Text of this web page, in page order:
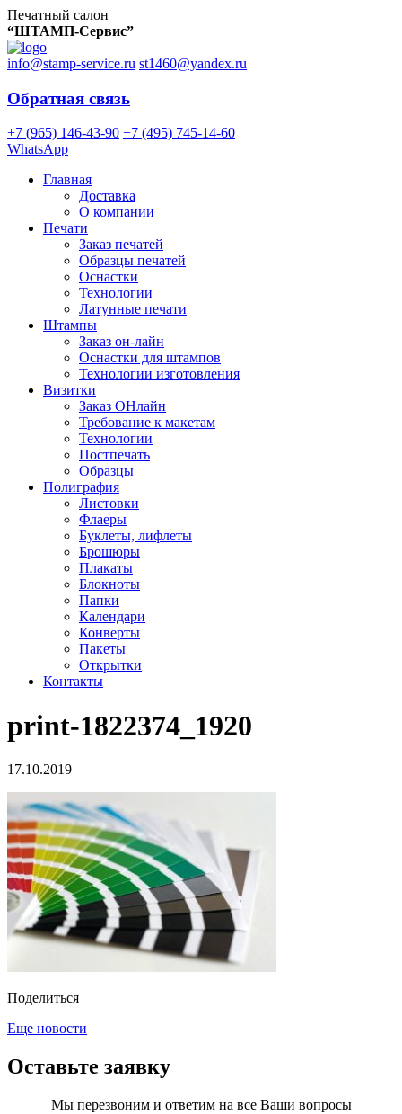
Печатный салон
“ШТАМП-Сервис”
info@stamp-service.ru st1460@yandex.ru
Обратная связь
+7 (965) 146-43-90 +7 (495) 745-14-60
WhatsApp
Главная
Доставка
О компании
Печати
Заказ печатей
Образцы печатей
Оснастки
Технологии
Латунные печати
Штампы
Заказ он-лайн
Оснастки для штампов
Технологии изготовления
Визитки
Заказ ОНлайн
Требование к макетам
Технологии
Постпечать
Образцы
Полиграфия
Листовки
Флаеры
Буклеты, лифлеты
Брошюры
Плакаты
Блокноты
Папки
Календари
Конверты
Пакеты
Открытки
Контакты
print-1822374_1920
17.10.2019
Поделиться
Еще новости
Оставьте заявку
Мы перезвоним и ответим на все Ваши вопросы